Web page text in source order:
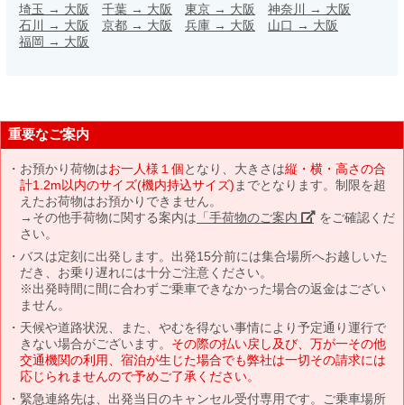
埼玉 → 大阪 千葉 → 大阪 東京 → 大阪 神奈川 → 大阪
石川 → 大阪 京都 → 大阪 兵庫 → 大阪 山口 → 大阪
福岡 → 大阪
重要なご案内
お預かり荷物はお一人様１個となり、大きさは縦・横・高さの合
計1.2m以内のサイズ(機内持込サイズ) までとなります。制限を超
えたお荷物はお預かりできません。
→その他手荷物に関する案内は 「手荷物のご案内」 をご確認くだ
さい。
バスは定刻に出発します。出発15分前には集合場所へお越しいた
だき、お乗り遅れには十分ご注意ください。
※出発時間に間に合わずご乗車できなかった場合の返金はござい
ません。
天候や道路状況、また、やむを得ない事情により予定通り運行で
きない場合がございます。 その際の払い戻し及び、万が一その他
交通機関の利用、宿泊が生じた場合でも弊社は一切その請求には
応じられませんので予めご了承ください。
緊急連絡先は、出発当日のキャンセル受付専用です。ご乗車場所